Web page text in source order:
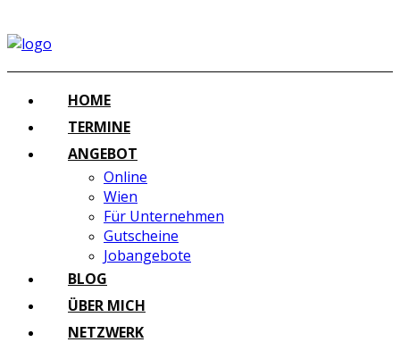
HOME
TERMINE
ANGEBOT
Online
Wien
Für Unternehmen
Gutscheine
Jobangebote
BLOG
ÜBER MICH
NETZWERK